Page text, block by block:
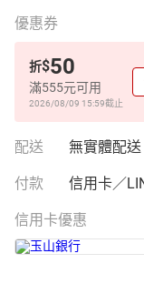
優惠券
折$50
滿555元可用
2026/08/09 15:59截止
配送 無實體配送
付款 信用卡／
信用卡優惠